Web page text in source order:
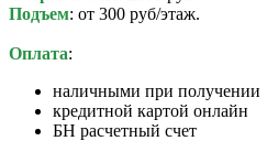
Подъем: от 300 руб/этаж.
Оплата:
наличными при получении
кредитной картой онлайн
БН расчетный счет